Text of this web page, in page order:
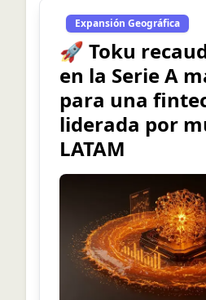
Expansión Geográfica
🚀 Toku
en la Serie A
para una
liderada por
LATAM